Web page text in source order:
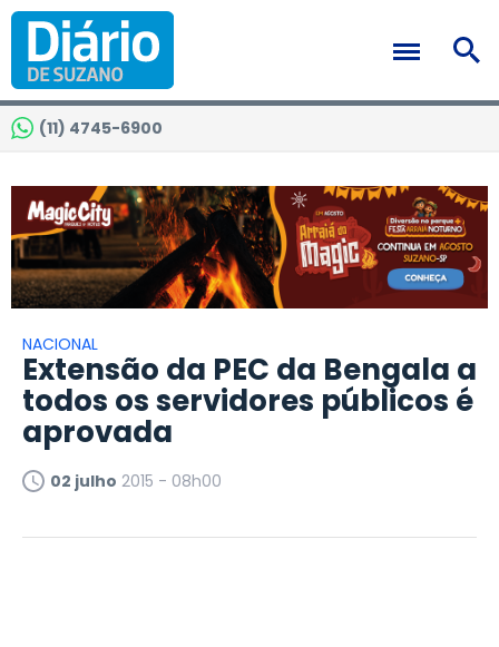
(11) 4745-6900
NACIONAL
Extensão da PEC da Bengala a
todos os servidores públicos é
aprovada
02 julho 2015 - 08h00